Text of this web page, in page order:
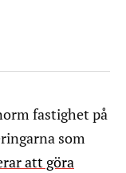
fastighet på
som
att göra